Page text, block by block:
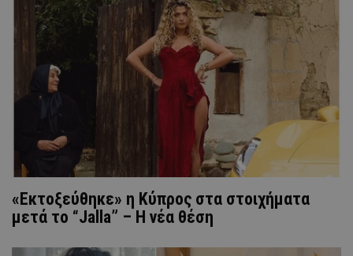
«Εκτοξεύθηκε» η Κύπρος στα στοιχήματα
μετά το “Jalla” – Η νέα θέση